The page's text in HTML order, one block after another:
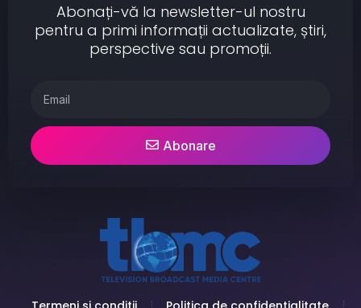
Abonați-vă la newsletter-ul nostru
pentru a primi informații actualizate, știri,
perspective sau promoții.
Abonare